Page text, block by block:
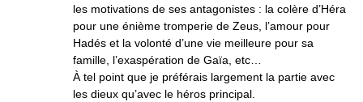
les motivations de ses antagonistes : la colère d’Héra
pour une énième tromperie de Zeus, l’amour pour
Hadés et la volonté d’une vie meilleure pour sa
famille, l’exaspération de Gaïa, etc…
À tel point que je préférais largement la partie avec
les dieux qu’avec le héros principal.